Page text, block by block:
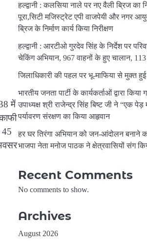
में
45
हल्द्वानी : कलसिया नाले पर नए वैली ब्रिज का
पूरा,सिटी मजिस्ट्रेट एपी वाजपेयी और नगर
ब्रिज के निर्माण कार्य किया निरीक्षण
हल्द्वानी : आरटीओ गुरदेव सिंह के निर्देश पर
चेकिंग अभियान, 967 वाहनों के हुए चालान,
जिलाधिकारी की पहल पर भू-माफिया से मुक्त हुई
भारतीय जनता पार्टी के कार्यकर्ताओं द्वारा किया
उपाध्यक्ष श्री राजेन्द्र सिंह बिष्ट जी ने “एक
पर्यावरण संरक्षण का किया आहृवान
हर घर तिरंगा अभियान को जन-आंदोलन बनाने
भाजपा नेता मनोज पाठक ने क्षेत्रवासियों संग
Recent Comments
No comments to show.
Archives
August 2026